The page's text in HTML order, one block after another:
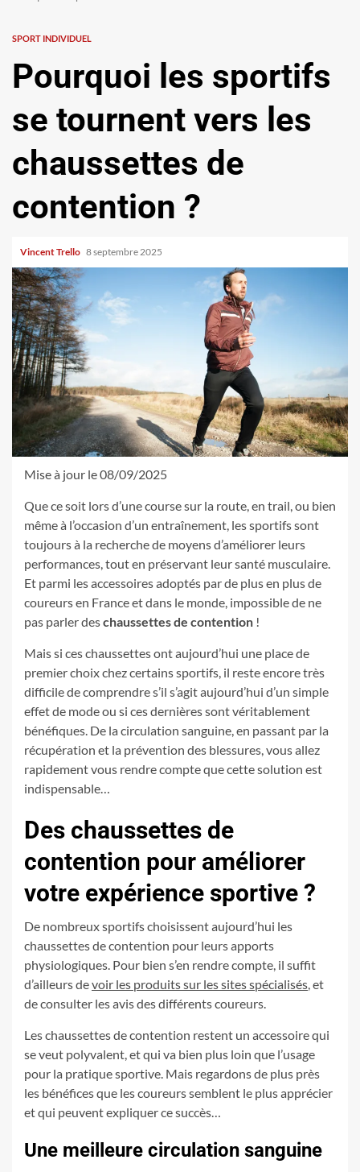
SPORT INDIVIDUEL
Pourquoi les sportifs
se tournent vers les
chaussettes de
contention ?
Vincent Trello 8 septembre 2025
Mise à jour le 08/09/2025
Que ce soit lors d’une course sur la route, en trail, ou bien
même à l’occasion d’un entraînement, les sportifs sont
toujours à la recherche de moyens d’améliorer leurs
performances, tout en préservant leur santé musculaire.
Et parmi les accessoires adoptés par de plus en plus de
coureurs en France et dans le monde, impossible de ne
pas parler deschaussettes de contention !
Mais si ces chaussettes ont aujourd’hui une place de
premier choix chez certains sportifs, il reste encore très
difficile de comprendre s’il s’agit aujourd’hui d’un simple
effet de mode ou si ces dernières sont véritablement
bénéfiques. De la circulation sanguine, en passant par la
récupération et la prévention des blessures, vous allez
rapidement vous rendre compte que cette solution est
indispensable…
Des chaussettes de
contention pour améliorer
votre expérience sportive ?
De nombreux sportifs choisissent aujourd’hui les
chaussettes de contention pour leurs apports
physiologiques. Pour bien s’en rendre compte, il suffit
d’ailleurs devoir les produits sur les sites spécialisés, et
de consulter les avis des différents coureurs.
Les chaussettes de contention restent un accessoire qui
se veut polyvalent, et qui va bien plus loin que l’usage
pour la pratique sportive. Mais regardons de plus près
les bénéfices que les coureurs semblent le plus apprécier
et qui peuvent expliquer ce succès…
Une meilleure circulation sanguine